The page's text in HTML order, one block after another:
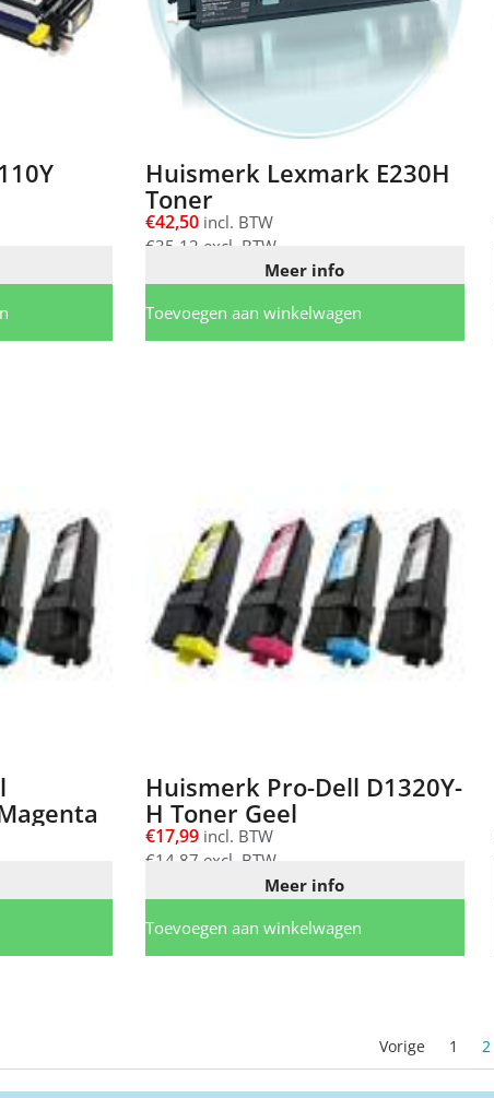
Huismerk Lexmark E230H
Toner
€42,50incl. BTW
€35,12 excl. BTW
Meer info
Toevoegen aan winkelwagen
Huismerk Pro-Dell D1320Y-
H Toner Geel
€17,99incl. BTW
€14,87 excl. BTW
Meer info
Toevoegen aan winkelwagen
Vorige 1 2